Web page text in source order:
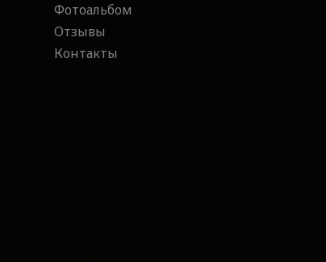
Фотоальбом
Отзывы
Контакты